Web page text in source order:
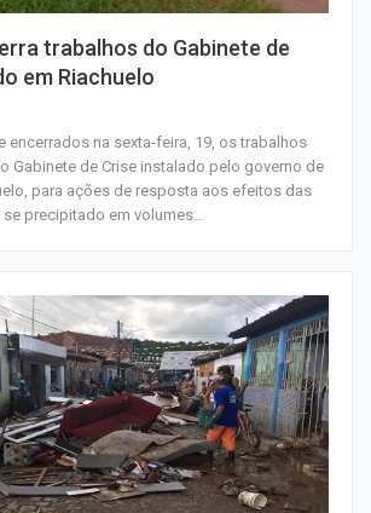
trabalhos do Gabinete de
em Riachuelo
encerrados na sexta-feira, 19, os trabalhos
Gabinete de Crise instalado pelo governo de
para ações de resposta aos efeitos das
precipitado em volumes…